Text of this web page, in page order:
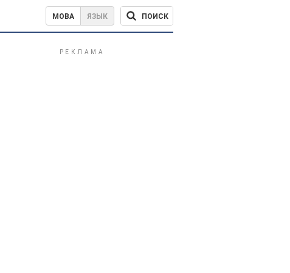
МОВА ЯЗЫК ПОИСК